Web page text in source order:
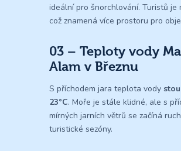
ideální pro šnorchlování. Turistů je
což znamená více prostoru pro
03 – Teploty vody
Alam v Březnu
S příchodem jara teplota vody
23°C. Moře je stále klidné, ale s
mírných jarních větrů se začíná ruch
turistické sezóny.